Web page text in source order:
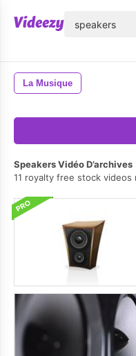
La Musique
Speakers Vidéo D’archives
11 royalty free stock videos